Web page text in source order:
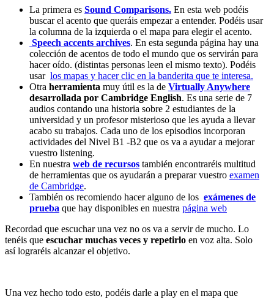
La primera es Sound Comparisons. En esta web podéis
buscar el acento que queráis empezar a entender. Podéis usar
la columna de la izquierda o el mapa para elegir el acento.
Speech accents archives. En esta segunda página hay una
colección de acentos de todo el mundo que os servirán para
hacer oído. (distintas personas leen el mismo texto). Podéis
usar los mapas y hacer clic en la banderita que te interesa.
Otra herramienta muy útil es la de Virtually Anywhere
desarrollada por Cambridge English. Es una serie de 7
audios contando una historia sobre 2 estudiantes de la
universidad y un profesor misterioso que les ayuda a llevar
acabo su trabajos. Cada uno de los episodios incorporan
actividades del Nivel B1 -B2 que os va a ayudar a mejorar
vuestro listening.
En nuestra web de recursos también encontraréis multitud
de herramientas que os ayudarán a preparar vuestro examen
de Cambridge.
También os recomiendo hacer alguno de los exámenes de
prueba que hay disponibles en nuestra página web
Recordad que escuchar una vez no os va a servir de mucho. Lo
tenéis que escuchar muchas veces y repetirlo en voz alta. Solo
así lograréis alcanzar el objetivo.
Una vez hecho todo esto, podéis darle a play en el mapa que